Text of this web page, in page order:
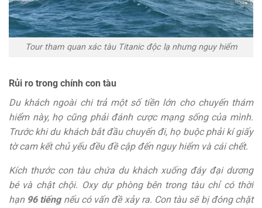
Tour tham quan xác tàu Titanic độc lạ nhưng nguy hiểm
Rủi ro trong chính con tàu
Du khách ngoài chi trả một số tiền lớn cho chuyến thám
hiểm này, họ cũng phải đánh cược mạng sống của mình.
Trước khi du khách bắt đầu chuyến đi, họ buộc phải kí giấy
tờ cam kết chủ yếu đều đề cập đến nguy hiểm và cái chết.
Kích thước con tàu chứa du khách xuống đáy đại dương
bé và chật chội. Oxy dự phòng bên trong tàu chỉ có thời
hạn 96 tiếngnếu có vấn đề xảy ra. Con tàu sẽ bị đóng chặt